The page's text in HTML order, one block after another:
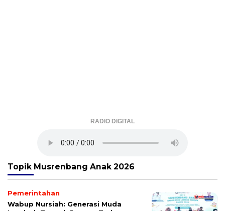
RADIO DIGITAL
Topik Musrenbang Anak 2026
Pemerintahan
Wabup Nursiah: Generasi Muda